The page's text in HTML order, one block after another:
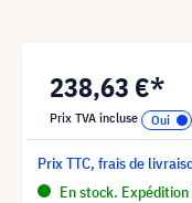
238,63 €*
Prix TVA incluse
Prix TTC, frais de
En stock.